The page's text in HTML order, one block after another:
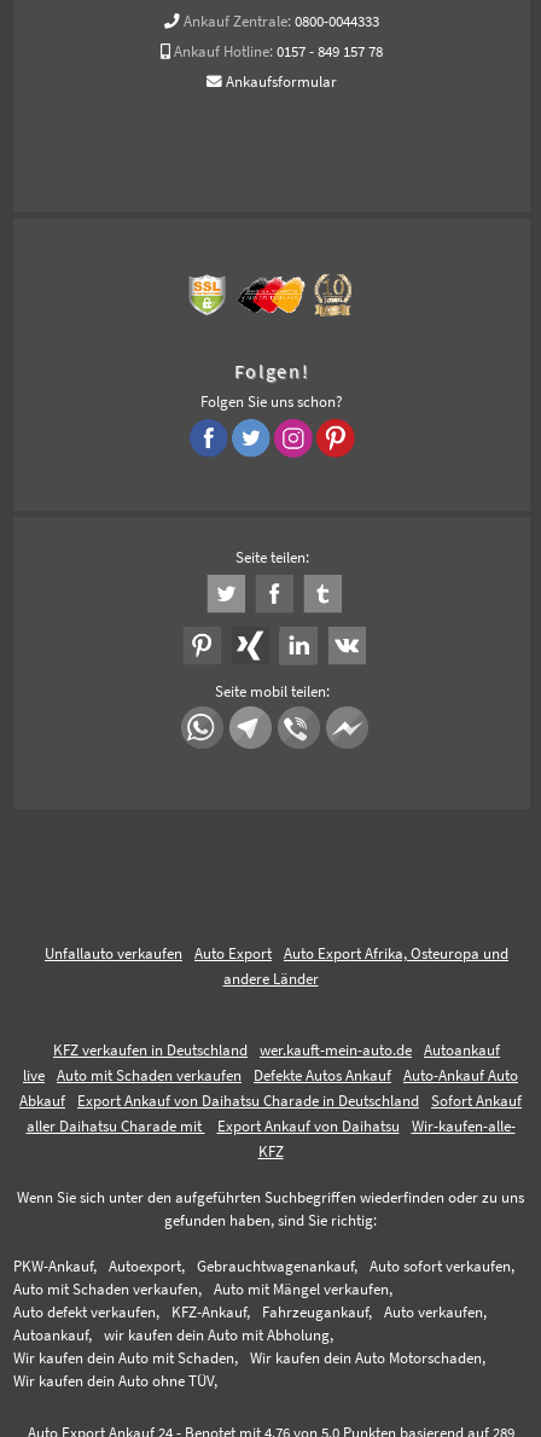
Ankauf Zentrale: 0800-0044333
Ankauf Hotline: 0157 - 849 157 78
Ankaufsformular
Folgen!
Folgen Sie uns schon?
Seite teilen:
Seite mobil teilen:
Unfallauto verkaufen Auto Export
Auto Export Afrika, Osteuropa und
andere Länder
KFZ verkaufen in Deutschland wer.kauft-mein-auto.de
Autoankauf
live
Auto mit Schaden verkaufen Defekte Autos Ankauf
Auto-Ankauf Auto
Abkauf
Export Ankauf von Daihatsu Charade in Deutschland
Sofort Ankauf
aller Daihatsu Charade mit
Export Ankauf von Daihatsu
Wir-kaufen-alle-
KFZ
Wenn Sie sich unter den aufgeführten Suchbegriffen wiederfinden oder zu uns
gefunden haben, sind Sie richtig:
PKW-Ankauf, Autoexport, Gebrauchtwagenankauf,
Auto sofort verkaufen,
Auto mit Schaden verkaufen,
Auto mit Mängel verkaufen,
Auto defekt verkaufen,
KFZ-Ankauf, Fahrzeugankauf,
Auto verkaufen,
Autoankauf,
wir kaufen dein Auto mit Abholung,
Wir kaufen dein Auto mit Schaden,
Wir kaufen dein Auto Motorschaden,
Wir kaufen dein Auto ohne TÜV,
Auto Export Ankauf 24- Benotet mit 4.76von 5.0 Punkten basierend auf 289